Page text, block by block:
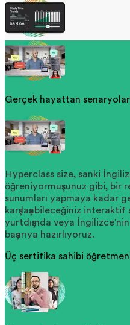
Gerçek hayattan
Hyperclass size, sanki
öğreniyormuşsunuz gibi, bir
sunumları yapmaya kadar
karşılaşabileceğiniz interaktif
yurtdışında veya
başarıya hazırlıyoruz.
Üç sertifika sahibi